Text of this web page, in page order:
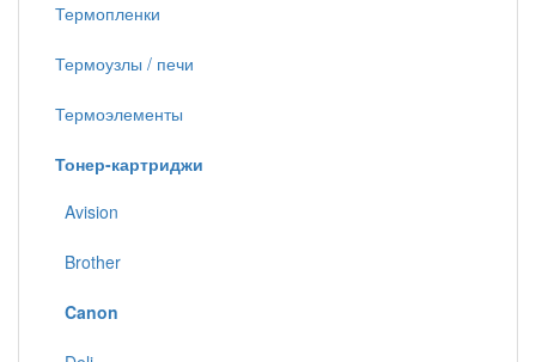
Термопленки
Термоузлы / печи
Термоэлементы
Тонер-картриджи
Avision
Brother
Canon